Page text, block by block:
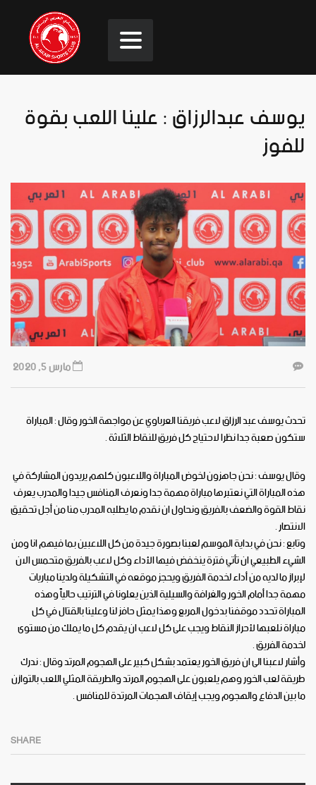
يوسف عبدالرزاق : علينا اللعب بقوة
للفوز
مارس 5, 2020
تحدث يوسف عبد الرزاق لاعب فريقنا العرباوي عن مواجهة الخور وقال : المباراة
ستكون صعبة جدا نظرا لاحتياج كل فريق للنقاط الثلاثة .
وقال يوسف : نحن جاهزون لخوض المباراة واللاعبون كلهم يريدون المشاركة في
هذه المباراة التي نعتبرها مباراة مهمة جدا ونعرف المنافس جيدا والمدرب يعرف
نقاط القوة والضعف بالفريق ونحاول ان نقدم ما يطلبه المدرب منا من أجل تحقيق
الانتصار .
وتابع : نحن في بداية الموسم لعبنا بصورة جيدة من كل اللاعبين بما فيهم انا ومن
الشيء الطبيعي ان تأتي فترة ينخفض فيها الأداء وكل لاعب بالفريق متحمس الان
لإبراز ما لديه من أداء لخدمة الفريق ويحجز موقعه في التشكيلة ولدينا مباريات
مهمة جدا أمام الخور والغرافة والسيلية الذين يعلونا في الترتيب حالياً وهذه
المباراة تحدد موقفنا بدخول المربع وهذا يمثل حافز لنا وعلينا بالقتال في كل
مباراة نلعبها لأحراز النقاط ويجب على كل لاعب ان يقدم كل ما يملك من مستوى
لخدمة الفريق .
وأشار لاعبنا الى ان فريق الخور يعتمد بشكل كبير على الهجوم المرتد وقال : ندرك
طريقة لعب الخور وهم يلعبون على الهجوم المرتد والطريقة المثلي اللعب بالتوازن
ما بين الدفاع والهجوم ويجب إيقاف الهجمات المرتدة للمنافس .
SHARE